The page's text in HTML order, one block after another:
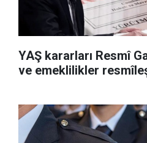
YAŞ kararları Resmî
ve emeklilikler